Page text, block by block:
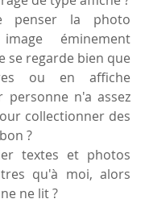
penser la photo
éminement
se regarde bien que
ou en affiche
personne n'a assez
collectionner des
?
textes et photos
qu'à moi, alors
ne lit ?